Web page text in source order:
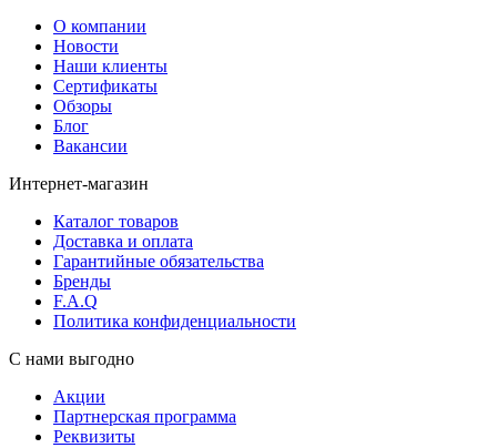
О компании
Новости
Наши клиенты
Сертификаты
Обзоры
Блог
Вакансии
Интернет-магазин
Каталог товаров
Доставка и оплата
Гарантийные обязательства
Бренды
F.A.Q
Политика конфиденциальности
С нами выгодно
Акции
Партнерская программа
Реквизиты